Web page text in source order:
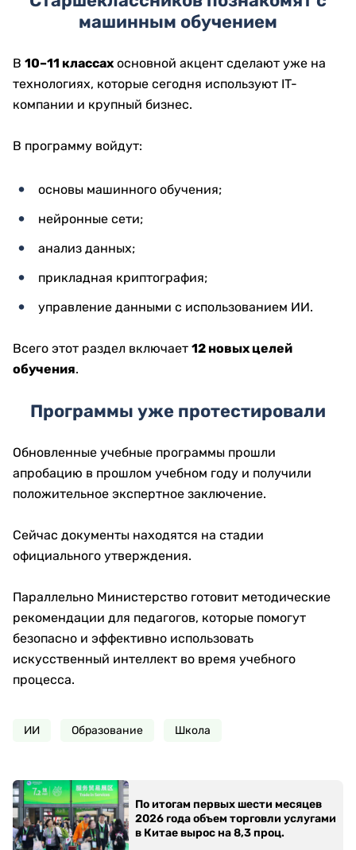
машинным обучением
В 10–11 классах основной акцент сделают уже на
технологиях, которые сегодня используют IT-
компании и крупный бизнес.
В программу войдут:
основы машинного обучения;
нейронные сети;
анализ данных;
прикладная криптография;
управление данными с использованием ИИ.
Всего этот раздел включает 12 новых целей
обучения.
Программы уже протестировали
Обновленные учебные программы прошли
апробацию в прошлом учебном году и получили
положительное экспертное заключение.
Сейчас документы находятся на стадии
официального утверждения.
Параллельно Министерство готовит методические
рекомендации для педагогов, которые помогут
безопасно и эффективно использовать
искусственный интеллект во время учебного
процесса.
ИИ Образование Школа
По итогам первых шести месяцев
2026 года объем торговли услугами
в Китае вырос на 8,3 проц.